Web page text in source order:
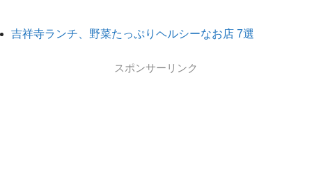
吉祥寺ランチ、野菜たっぷりヘルシーなお店 7選
スポンサーリンク